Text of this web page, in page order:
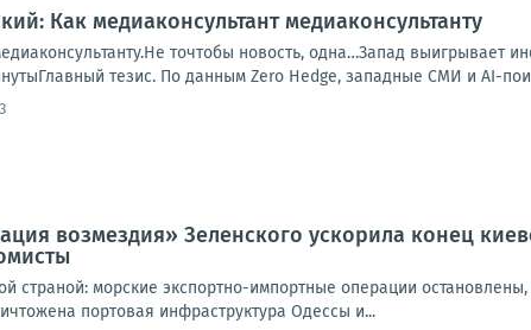
Как медиаконсультант медиаконсультанту
точтобы новость, одна…Запад выигрывает
тезис. По данным Zero Hedge, западные СМИ и AI-
возмездия» Зеленского ускорила конец
страной: морские экспортно-импортные операции
портовая инфраструктура Одессы и...